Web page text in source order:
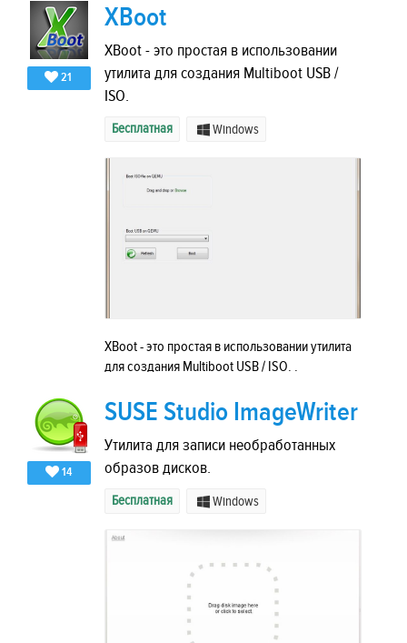
21
XBoot
XBoot - это простая в использовании
утилита для создания Multiboot USB /
ISO.
Бесплатная Windows
XBoot - это простая в использовании утилита
для создания Multiboot USB / ISO. .
14
SUSE Studio ImageWriter
Утилита для записи необработанных
образов дисков.
Бесплатная Windows